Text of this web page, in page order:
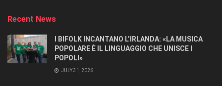
Recent News
I BIFOLK INCANTANO L’IRLANDA: «LA MUSICA
POPOLARE È IL LINGUAGGIO CHE UNISCE I
POPOLI»
JULY 31, 2026